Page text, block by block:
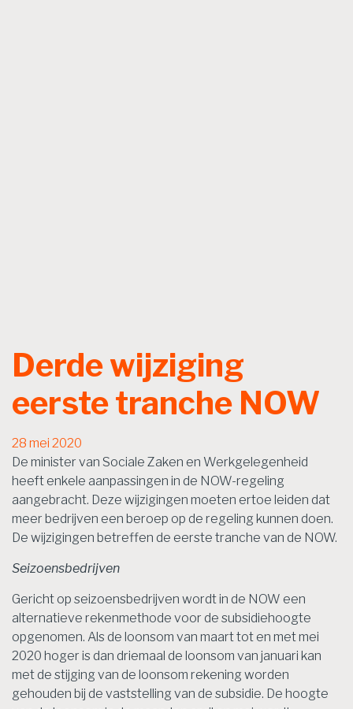
Derde wijziging
eerste tranche NOW
28 mei 2020
De minister van Sociale Zaken en Werkgelegenheid
heeft enkele aanpassingen in de NOW-regeling
aangebracht. Deze wijzigingen moeten ertoe leiden dat
meer bedrijven een beroep op de regeling kunnen doen.
De wijzigingen betreffen de eerste tranche van de NOW.
Seizoensbedrijven
Gericht op seizoensbedrijven wordt in de NOW een
alternatieve rekenmethode voor de subsidiehoogte
opgenomen. Als de loonsom van maart tot en met mei
2020 hoger is dan driemaal de loonsom van januari kan
met de stijging van de loonsom rekening worden
gehouden bij de vaststelling van de subsidie. De hoogte